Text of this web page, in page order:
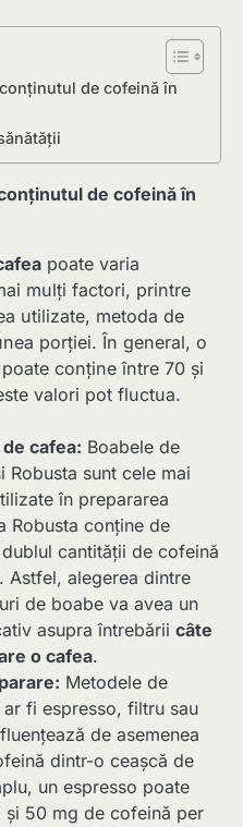
de cofeină în
de cofeină în
poate varia
mulți factori, printre
utilizate, metoda de
porției. În general, o
conține între 70 și
valori pot fluctua.
cafea: Boabele de
Robusta sunt cele mai
în prepararea
Robusta conține de
cantității de cofeină
Astfel, alegerea dintre
de boabe va avea un
asupra întrebării câte
o cafea.
Metodele de
fi espresso, filtru sau
de asemenea
dintr-o ceașcă de
un espresso poate
și 50 mg de cofeină per